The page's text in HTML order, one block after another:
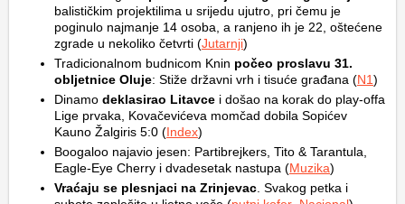
balističkim projektilima u srijedu ujutro, pri čemu je
poginulo najmanje 14 osoba, a ranjeno ih je 22, oštećene
zgrade u nekoliko četvrti (Jutarnji)
Tradicionalnom budnicom Knin počeo proslavu 31.
obljetnice Oluje: Stiže državni vrh i tisuće građana (N1)
Dinamo deklasirao Litavce i došao na korak do play-offa
Lige prvaka, Kovačevićeva momčad dobila Sopićev
Kauno Žalgiris 5:0 (Index)
Boogaloo najavio jesen: Partibrejkers, Tito & Tarantula,
Eagle-Eye Cherry i dvadesetak nastupa (Muzika)
Vraćaju se plesnjaci na Zrinjevac . Svakog petka i